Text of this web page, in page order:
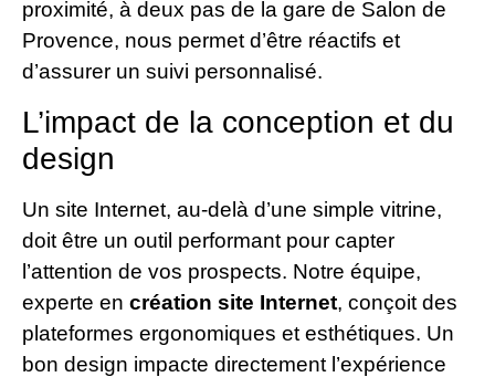
proximité, à deux pas de la gare de Salon de
Provence, nous permet d’être réactifs et
d’assurer un suivi personnalisé.
L’impact de la conception et du
design
Un site Internet, au-delà d’une simple vitrine,
doit être un outil performant pour capter
l’attention de vos prospects. Notre équipe,
experte en création site Internet, conçoit des
plateformes ergonomiques et esthétiques. Un
bon design impacte directement l’expérience